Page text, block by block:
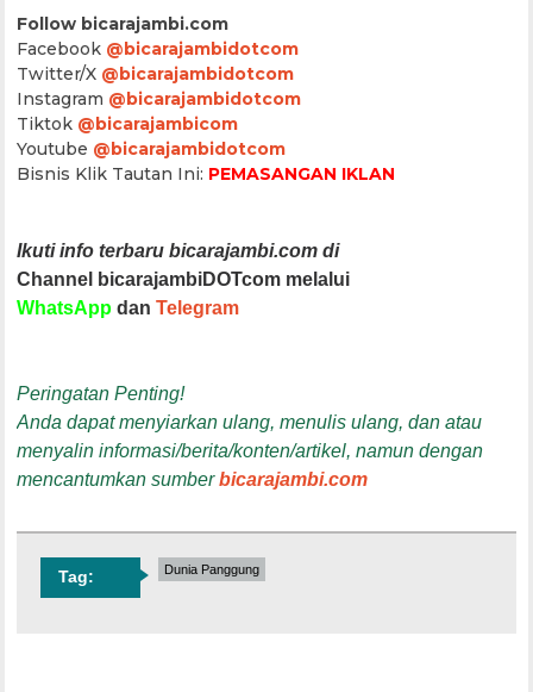
Follow bicarajambi.com
Facebook @bicarajambidotcom
Twitter/X @bicarajambidotcom
Instagram @bicarajambidotcom
Tiktok @bicarajambicom
Youtube @bicarajambidotcom
Bisnis Klik Tautan Ini: PEMASANGAN IKLAN
Ikuti info terbaru bicarajambi.com di
Channel bicarajambiDOTcom melalui
WhatsApp danTelegram
Peringatan Penting!
Anda dapat menyiarkan ulang, menulis ulang, dan atau
menyalin informasi/berita/konten/artikel, namun dengan
mencantumkan sumberbicarajambi.com
Tag: Dunia Panggung